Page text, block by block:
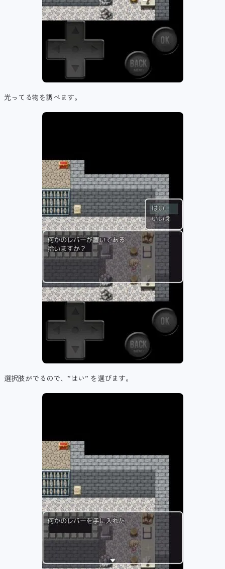
光ってる物を調べます。
選択肢がでるので、”はい” を選びます。